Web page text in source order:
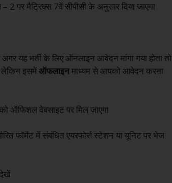
पर मैट्रिक्स 7वें सीपीसी के अनुसार दिया जाएगा
यह भर्ती के लिए ऑनलाइन आवेदन मांगा गया होता तो
इसमेंऑफलाइनमाध्यम से आपको आवेदन करना
ऑफिशल वेबसाइट पर मिल जाएगा
फॉर्मेट में संबंधित एयरफोर्स स्टेशन या यूनिट पर भेज